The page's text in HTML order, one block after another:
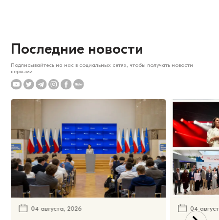
Последние новости
Подписывайтесь на нас в социальных сетях, чтобы получать новости
первыми
04 августа, 2026 04